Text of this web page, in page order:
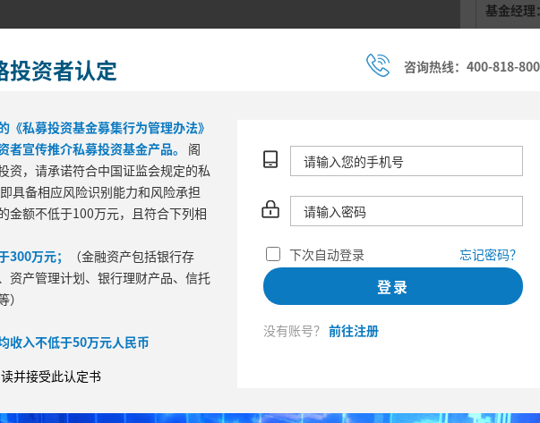
基金经理：
推荐理由
这个策
今年的
扎时，
的关注
什么
百亿
百亿
年度表现
阶段表现
波动率 下行标准差
投资者认定 咨询热线：400-818-
《私募投资基金募集行为管理办法》
宣传推介私募投资基金产品。
阁
资，请承诺符合中国证监会规定的私
具备相应风险识别能力和风险承担
金额不低于100万元，且符合下列相
300万元；
（金融资产包括银行存
资产管理计划、银行理财产品、信托
收入不低于50万元人民币
并接受此认定书
下次自动登录 忘记密码？
登录
没有账号？ 前往注册